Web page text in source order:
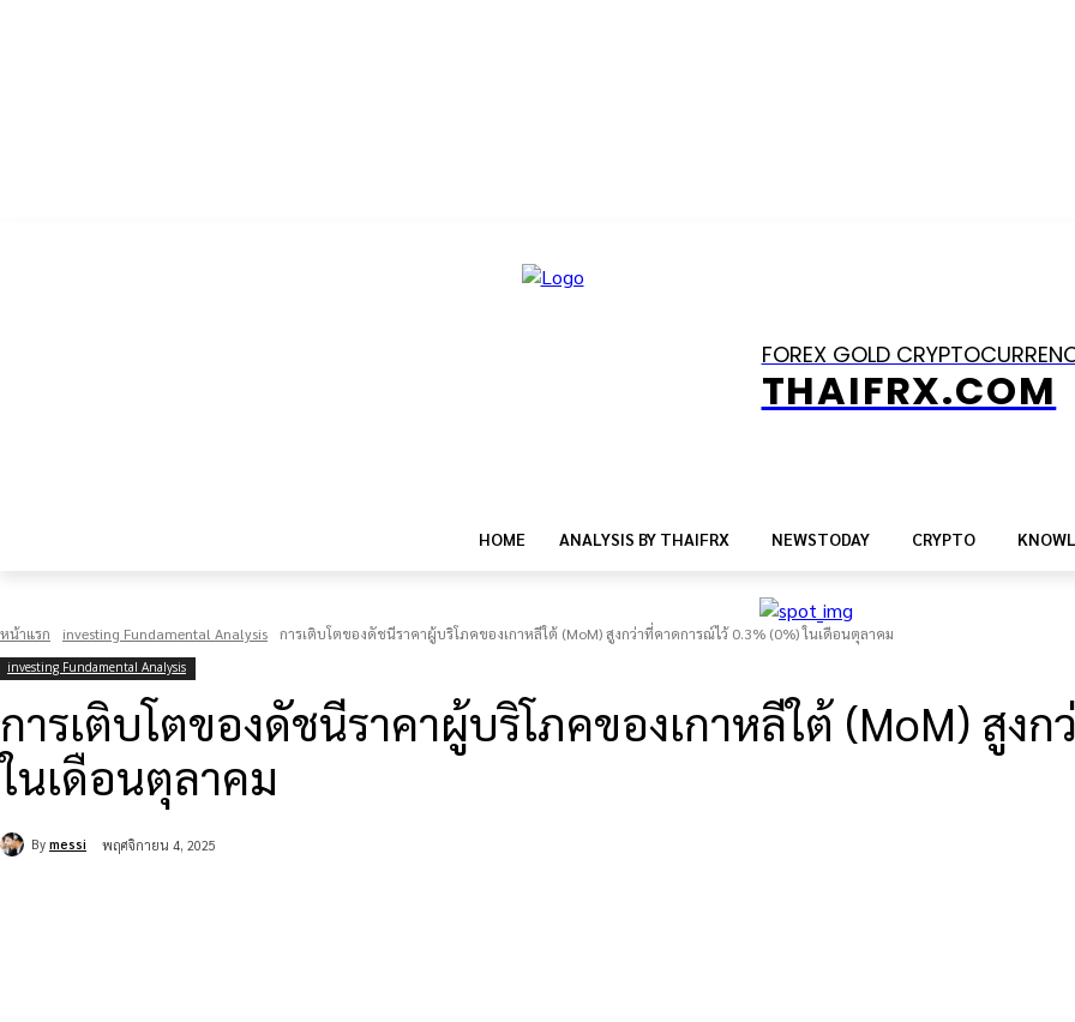
FOREX GOLD
THAIFRX.COM
HOME ANALYSIS BY THAIFRX NEWSTODAY CRYPTO
หน้าแรก investing Fundamental Analysis การเติบโตของดัชนีราคาผู้บริโภคของเกาหลีใต้ (MoM) สูงกว่าที่คาดการณ์ไว้ 0.3% (0%) ในเดือนตุลาคม
investing Fundamental Analysis
การเติบโตของดัชนีราคาผู้บริโภคของเกาหลีใต้ (MoM) สูง
ในเดือนตุลาคม
By messi พฤศจิกายน 4, 2025